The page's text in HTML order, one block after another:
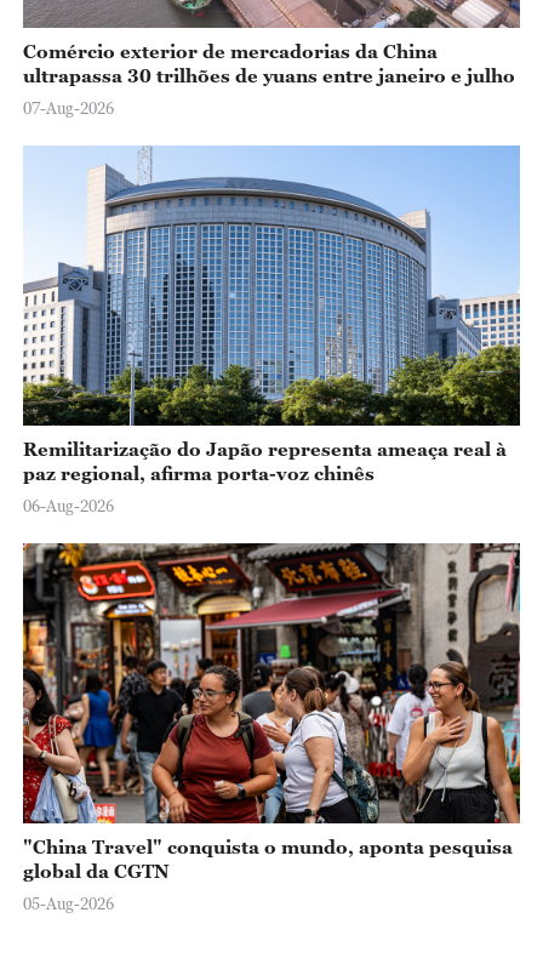
Comércio exterior de mercadorias da China
ultrapassa 30 trilhões de yuans entre janeiro e julho
07-Aug-2026
Remilitarização do Japão representa ameaça real à
paz regional, afirma porta-voz chinês
06-Aug-2026
"China Travel" conquista o mundo, aponta pesquisa
global da CGTN
05-Aug-2026